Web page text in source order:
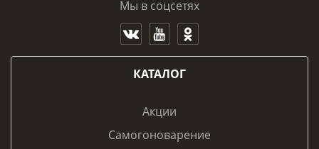
Мы в соцсетях
КАТАЛОГ
Акции
Самогоноварение